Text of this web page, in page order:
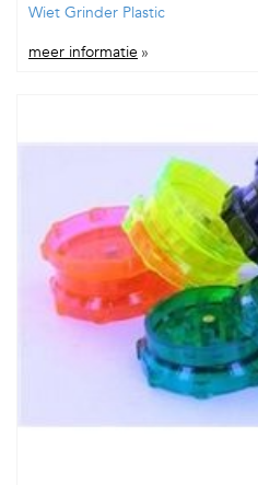
Wiet Grinder Plastic
meer informatie »